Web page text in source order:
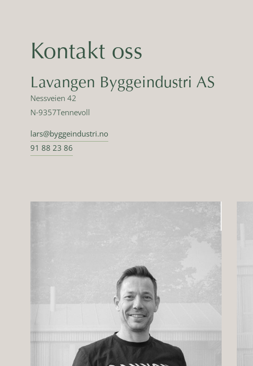
Kontakt oss
Lavangen Byggeindustri AS
Nessveien 42
N-9357Tennevoll
lars@byggeindustri.no
91 88 23 86